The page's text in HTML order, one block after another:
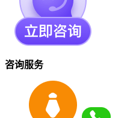
咨询服务